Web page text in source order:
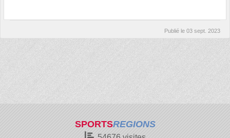
Publié le 03 sept. 2023
SPORTSREGIONS